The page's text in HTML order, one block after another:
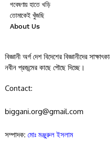
গবেষণায় হাতে খড়ি
তোমাকেই খুঁজছি
About Us
বিজ্ঞানী অর্গ দেশ বিদেশের বিজ্ঞানীদের
নবীন প্রজন্মের কাছে পৌছে দিচ্ছে।
Contact:
biggani.org@gmail.com
সম্পাদক: মোঃ মঞ্জুরুল ইসলাম